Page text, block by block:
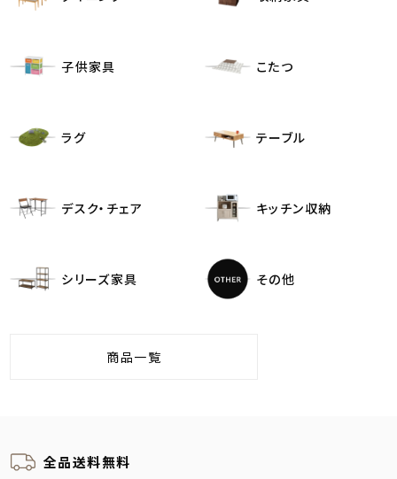
子供家具 こたつ
ラグ テーブル
デスク・チェア キッチン収納
シリーズ家具 その他
商品一覧
全品送料無料